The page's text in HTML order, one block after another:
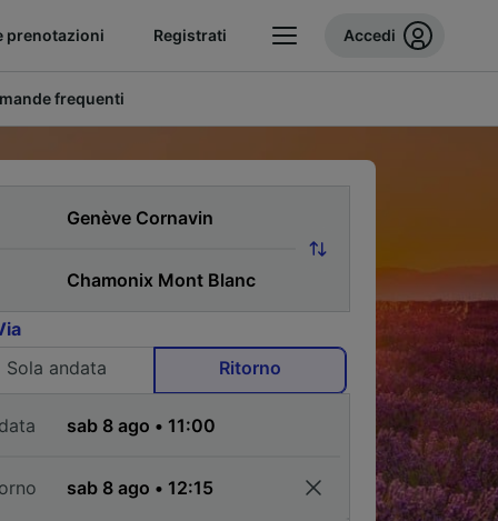
prenotazioni Registrati Accedi
frequenti
Sola andata
Ritorno